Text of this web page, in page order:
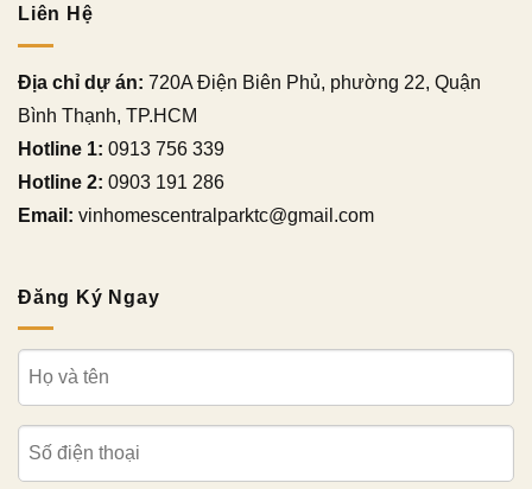
Liên Hệ
Địa chỉ dự án: 720A Điện Biên Phủ, phường 22, Quận
Bình Thạnh, TP.HCM
Hotline 1: 0913 756 339
Hotline 2: 0903 191 286
Email: vinhomescentralparktc@gmail.com
Đăng Ký Ngay